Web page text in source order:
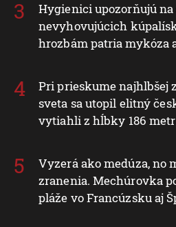
Hygienici upozorňujú
nevyhovujúcich
hrozbám patria mykóza
Pri prieskume najhlbšej
sveta sa utopil elitný
vytiahli z hĺbky 186
Vyzerá ako medúza, no
zranenia. Mechúrovka
pláže vo Francúzsku aj